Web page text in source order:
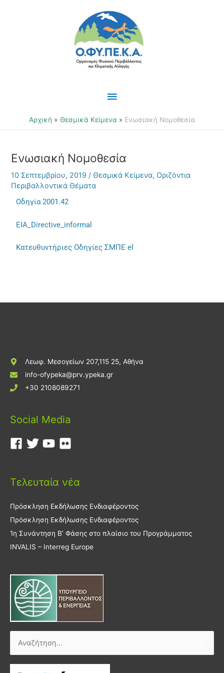
Κύριο
Μενού
Αρχική Θεσμικά Κείμενα Ενωσιακή Νομοθεσία
Ενωσιακή Νομοθεσία
10 Σεπτεμβρίου, 2019/ Θεσμικά Κείμενα, Οριζόντια
Περιβαλλοντικά Θέματα
Οδηγία 2001.42
EIA_Directive_informal
Κατευθυντήριες Οδηγίες ΣΜΠΕ el
Λεωφ. Μεσογείων 207,115 25, Αθήνα
info-ofypeka@prv.ypeka.gr
+30 2108089271
Social Media
Τελευταία νέα
Πρόσκληση Εκδήλωσης Ενδιαφέροντος
Πρόσκληση Εκδήλωσης Ενδιαφέροντος
1η Συνάντηση Β’ Φάσης στο πλαίσιο του Προγράμματος
INVALIS – Interreg Europe
Αναζήτηση